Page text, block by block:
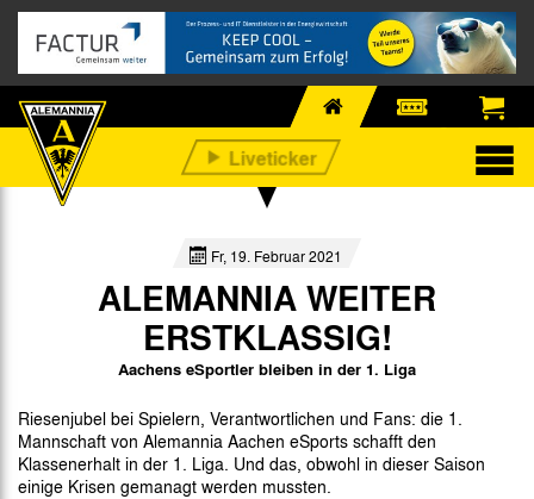
Fr, 19. Februar 2021
ALEMANNIA WEITER
ERSTKLASSIG!
Aachens eSportler bleiben in der 1. Liga
Riesenjubel bei Spielern, Verantwortlichen und Fans: die 1.
Mannschaft von Alemannia Aachen eSports schafft den
Klassenerhalt in der 1. Liga. Und das, obwohl in dieser Saison
einige Krisen gemanagt werden mussten.